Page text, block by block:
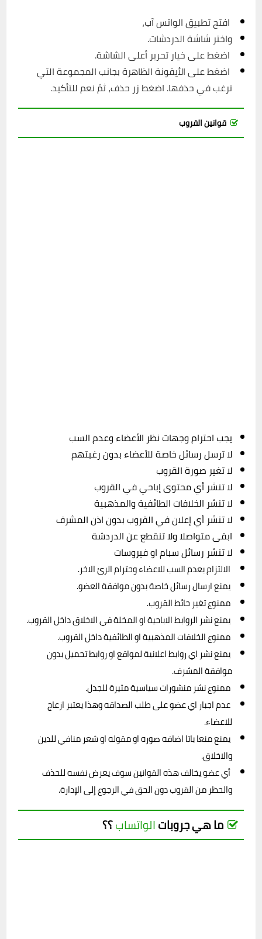
افتح تطبيق الواتس آب،
واختر شاشة الدردشات.
اضغط على خيار تحرير أعلى الشاشة.
اضغط على الأيقونة الظاهرة بجانب المجموعة التي
ترغب في حذفها. اضغط زر حذف، ثمّ نعم للتأكيد.
قوانين القروب
يجب احترام وجهات نظر الأعضاء وعدم السب
لا ترسل رسائل خاصة للأعضاء بدون رغبتهم
لا تغير صورة القروب
لا تنشر أي محتوى إباحي في القروب
لا تنشر الخلافات الطائفية والمذهبية
لا تنشر أي إعلان في القروب بدون اذن المشرف
ابقى متواصلا ولا تنقطع عن الدردشة
لا تنشر رسائل سبام او فيروسات
يمنع ارسال رسائل خاصة بدون موافقة العضو.
يمنع نشر الروابط الاباحية او المخلة في الاخلاق داخل القروب.
موافقة المشرف.
للاعضاء.
والاخلاق.
والحظر من القروب دون الحق في الرجوع إلى الإدارة.
ما هي جروباتالواتساب؟؟